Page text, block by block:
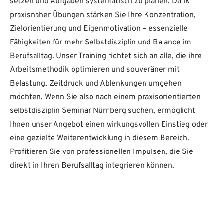
praxisnaher Übungen stärken Sie Ihre Konzentration,
Zielorientierung und Eigenmotivation – essenzielle
Fähigkeiten für mehr Selbstdisziplin und Balance im
Berufsalltag. Unser Training richtet sich an alle, die ihre
Arbeitsmethodik optimieren und souveräner mit
Belastung, Zeitdruck und Ablenkungen umgehen
möchten. Wenn Sie also nach einem praxisorientierten
selbstdisziplin Seminar Nürnberg suchen, ermöglicht
Ihnen unser Angebot einen wirkungsvollen Einstieg oder
eine gezielte Weiterentwicklung in diesem Bereich.
Profitieren Sie von professionellen Impulsen, die Sie
direkt in Ihren Berufsalltag integrieren können.